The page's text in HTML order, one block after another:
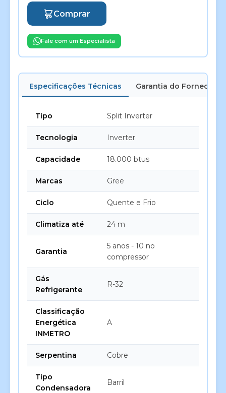
Comprar
Fale com um Especialista
Especificações Técnicas Garantia do Fornecedor
Tipo Split Inverter
Tecnologia Inverter
Capacidade 18.000 btus
Marcas Gree
Ciclo Quente e Frio
Climatiza até 24 m
Garantia
5 anos - 10 no
compressor
Gás
Refrigerante
R-32
Classificação
Energética
INMETRO
A
Serpentina Cobre
Tipo
Condensadora
Barril